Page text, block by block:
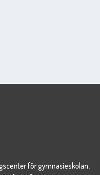
för gymnasieskolan,